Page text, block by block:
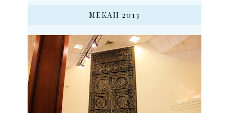
MEKAH 2013